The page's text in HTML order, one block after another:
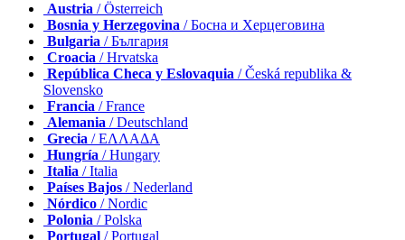
Austria / Österreich
Bosnia y Herzegovina / Босна и Херцеговина
Bulgaria / България
Croacia / Hrvatska
República Checa y Eslovaquia / Česká republika &
Slovensko
Francia / France
Alemania / Deutschland
Grecia / ΕΛΛΑΔΑ
Hungría / Hungary
Italia / Italia
Países Bajos / Nederland
Nórdico / Nordic
Polonia / Polska
Portugal / Portugal